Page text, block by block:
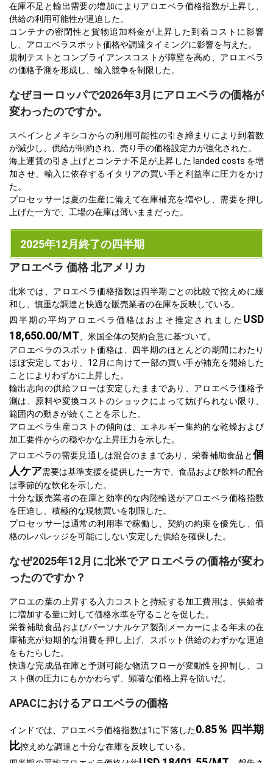
在庫不足と輸出需要の増加によりアロエベラ価格指数が上昇し、
供給の利用可能性が逼迫した。
コンテナの密閉性と貨物追加料金が上昇した到着コストに影響
し、アロエベラスポット価格や調達タイミングに影響を与えた。
規制テストとコンプライアンスコストが障壁を高め、アロエベラ
の価格予測を形成し、輸入競争を制限した。
なぜヨーロッパで2026年3月にアロエベラの価格が
変わったのですか。
スペインとメキシコからの利用可能性の引き締まりにより到着数
が減少し、供給が制約され、売り手の価格設定力が強化された。
海上運賃の引き上げとコンテナ不足が上昇した landed costs を増
加させ、輸入に依存するイタリアの買い手と利益率に圧力をかけ
た。
プロセッサーは夏の生産に備えて在庫補充を増やし、需要を押し
上げた一方で、工場の在庫は薄いままだった。
2025年12月終了の四半期
アロエベラ 価格 北アメリカ
北米では、アロエベラ価格指数は四半期ごとの比較で控えめに緩
和し、慎重な調達と快適な販売業者の在庫を反映している。
四半期の平均アロエベラ価格はおよそ推定されました USD
18,650.00/MT 、米国全体の契約合意に基づいて。
アロエベラのスポット価格は、四半期のほとんどの期間にわたり
ほぼ安定しており、12月に向けて一部の買い手が補充を開始した
ことによりわずかに上昇した。
輸出志向の供給フローは安定したままであり、アロエベラ価格予
測は、原料や変換コストのショックによって妨げられない限り、
範囲内の動きが続くことを示した。
アロエベラ生産コストの傾向は、エネルギー集約的な乾燥および
加工要件からの穏やかな上昇圧力を示した。
アロエベラの需要見通しは混合のままであり、栄養補助食品と個
人ケア需要は基準支援を提供した一方で、食品および飲料の配合
は季節的な軟化を示した。
十分な販売業者の在庫と効率的な内陸輸送がアロエベラ価格指数
を圧迫し、積極的な現物買いを制限した。
プロセッサーは通常の利用率で稼働し、契約の約束を優先し、価
格のレバレッジを可能にしない安定した供給を確保した。
なぜ2025年12月に北米でアロエベラの価格が変わ
ったのですか？
アロエの葉の上昇する入力コストと持続する加工費用は、供給者
に増加する量に対して価格水準を守ることを促した。
栄養補助食品およびパーソナルケア製剤メーカーによる年末の在
庫補充が短期的な消費を押し上げ、スポット供給のわずかな逼迫
をもたらした。
快適な完成品在庫と予測可能な物流フローが変動性を抑制し、コ
スト側の圧力にもかかわらず、顕著な価格上昇を防いだ。
APACにおけるアロエベラの価格
インドでは、アロエベラ価格指数は1に下落した0.85％ 四半期
比控えめな調達と十分な在庫を反映している。